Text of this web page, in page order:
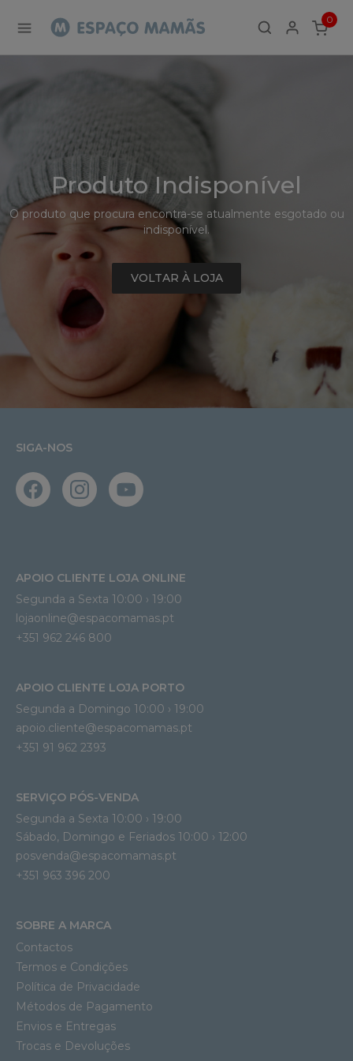
Detalhe
de
Produto
-
Produto
0
ITEMS
Produto Indisponível
O produto que procura encontra-se atualmente esgotado ou
indisponível.
VOLTAR À LOJA
SIGA-NOS
APOIO CLIENTE LOJA ONLINE
Segunda a Sexta 10:00 › 19:00
lojaonline@espacomamas.pt
+351 962 246 800
APOIO CLIENTE LOJA PORTO
Segunda a Domingo 10:00 › 19:00
apoio.cliente@espacomamas.pt
+351 91 962 2393
SERVIÇO PÓS-VENDA
Segunda a Sexta 10:00 › 19:00
Sábado, Domingo e Feriados 10:00 › 12:00
posvenda@espacomamas.pt
+351 963 396 200
SOBRE A MARCA
Contactos
Termos e Condições
Política de Privacidade
Métodos de Pagamento
Envios e Entregas
Trocas e Devoluções